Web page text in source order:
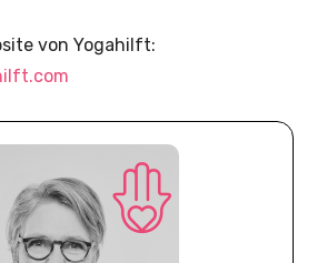
von Yogahilft: